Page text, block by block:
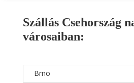
Szállás Csehország
városaiban:
Brno